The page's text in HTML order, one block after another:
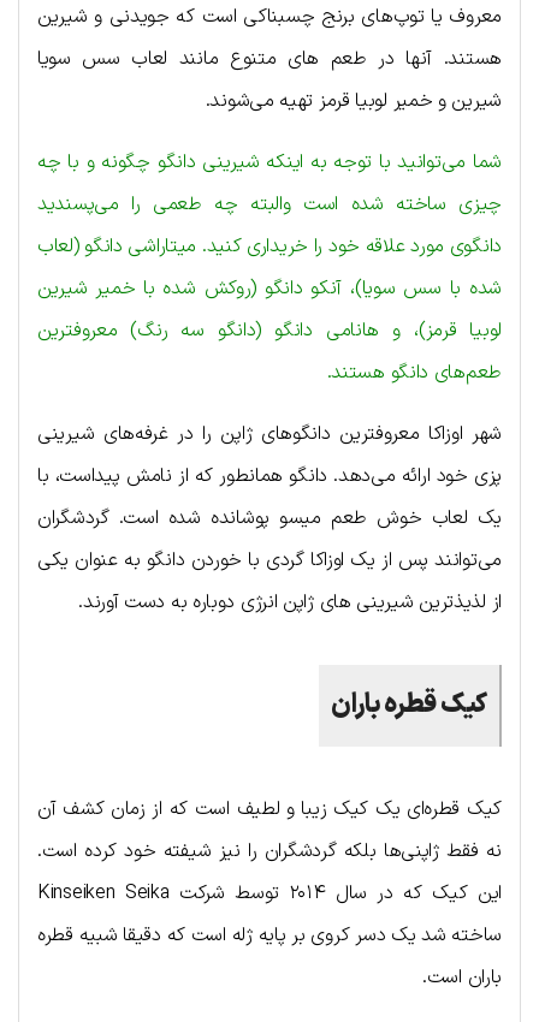
معروف یا توپ‌های برنج چسبناکی است که جویدنی و شیرین
هستند. آنها در طعم های متنوع مانند لعاب سس سویا
شیرین و خمیر لوبیا قرمز تهیه می‌شوند.
شما می‌توانید با توجه به اینکه شیرینی دانگو چگونه و با چه
چیزی ساخته شده است والبته چه طعمی را می‌پسندید
دانگوی مورد علاقه خود را خریداری کنید. میتاراشی دانگو (لعاب
شده با سس سویا)، آنکو دانگو (روکش شده با خمیر شیرین
لوبیا قرمز)، و هانامی دانگو (دانگو سه رنگ) معروفترین
طعم‌های دانگو هستند.
شهر اوزاکا معروفترین دانگوهای ژاپن را در غرفه‌های شیرینی
پزی خود ارائه می‌دهد. دانگو همانطور که از نامش پیداست، با
یک لعاب خوش طعم میسو پوشانده شده است. گردشگران
می‌توانند پس از یک اوزاکا گردی با خوردن دانگو به عنوان یکی
از لذیذترین شیرینی های ژاپن انرژی دوباره به دست آورند.
کیک قطره باران
کیک قطره‌ای یک کیک زیبا و لطیف است که از زمان کشف آن
نه فقط ژاپنی‌ها بلکه گردشگران را نیز شیفته خود کرده است.
این کیک که در سال ۲۰۱۴ توسط شرکت Kinseiken Seika
ساخته شد یک دسر کروی بر پایه ژله است که دقیقا شبیه قطره
باران است.